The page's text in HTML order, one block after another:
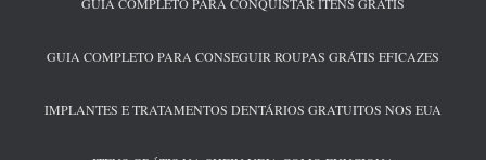
GUIA COMPLETO PARA CONSEGUIR ROUPAS GRÁTIS EFICAZES
IMPLANTES E TRATAMENTOS DENTÁRIOS GRATUITOS NOS EUA